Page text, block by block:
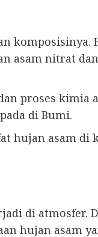
komposisinya.
asam nitrat
proses kimia
di Bumi.
hujan asam di
di atmosfer.
hujan asam